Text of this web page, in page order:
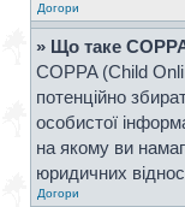
Догори
» Що таке
COPPA (Child
потенційно
особистої
на якому ви
юридичних
Догори